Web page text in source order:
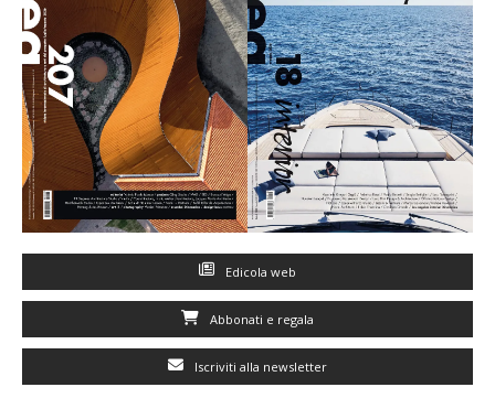
Edicola web
Abbonati e regala
Iscriviti alla newsletter